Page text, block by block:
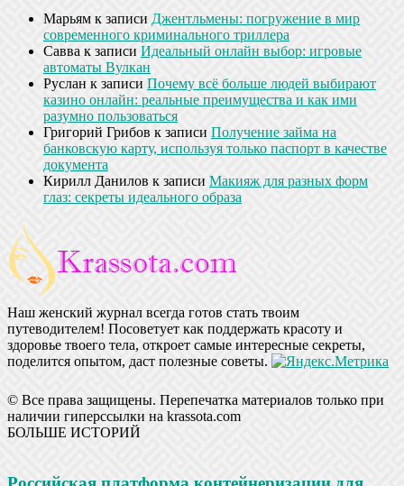
Марьям к записи Джентльмены: погружение в мир
современного криминального триллера
Савва к записи Идеальный онлайн выбор: игровые
автоматы Вулкан
Руслан к записи Почему всё больше людей выбирают
казино онлайн: реальные преимущества и как ими
разумно пользоваться
Григорий Грибов к записи Получение займа на
банковскую карту, используя только паспорт в качестве
документа
Кирилл Данилов к записи Макияж для разных форм
глаз: секреты идеального образа
Наш женский журнал всегда готов стать твоим
путеводителем! Посоветует как поддержать красоту и
здоровье твоего тела, откроет самые интересные секреты,
поделится опытом, даст полезные советы.
© Все права защищены. Перепечатка материалов только при
наличии гиперссылки на krassota.com
БОЛЬШЕ ИСТОРИЙ